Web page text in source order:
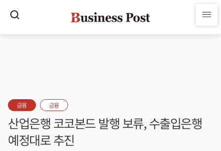
금융 금융
산업은행 코코본드 발행 보류, 수출입은행
예정대로 추진